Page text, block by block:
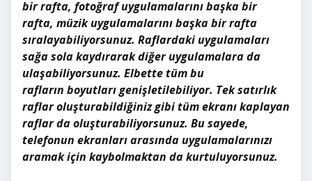
bir rafta, fotoğraf uygulamalarını başka bir
rafta, müzik uygulamalarını başka bir rafta
sıralayabiliyorsunuz. Raflardaki uygulamaları
sağa sola kaydırarak diğer uygulamalara da
ulaşabiliyorsunuz. Elbette tüm bu
rafların boyutları genişletilebiliyor. Tek satırlık
raflar oluşturabildiğiniz gibi tüm ekranı kaplayan
raflar da oluşturabiliyorsunuz. Bu sayede,
telefonun ekranları arasında uygulamalarınızı
aramak için kaybolmaktan da kurtuluyorsunuz.